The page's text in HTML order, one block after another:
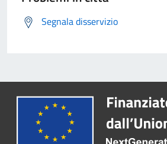
Segnala disservizio